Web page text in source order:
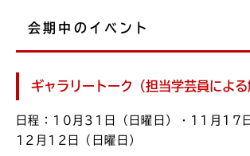
会期中のイベント
ギャラリートーク（担当学芸員による
日程：10月31日（日曜日）・11月17日
12月12日（日曜日）